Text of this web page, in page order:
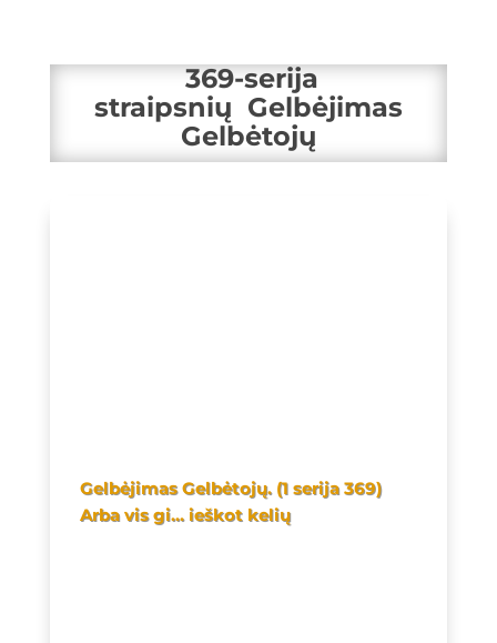
369-serija
straipsnių Gelbėjimas
Gelbėtojų
Gelbėjimas Gelbėtojų. (1 serija 369)
Arba vis gi… ieškot kelių